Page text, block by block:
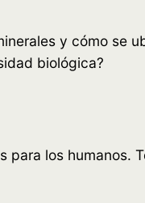
y cómo se
biológica?
para los humanos.